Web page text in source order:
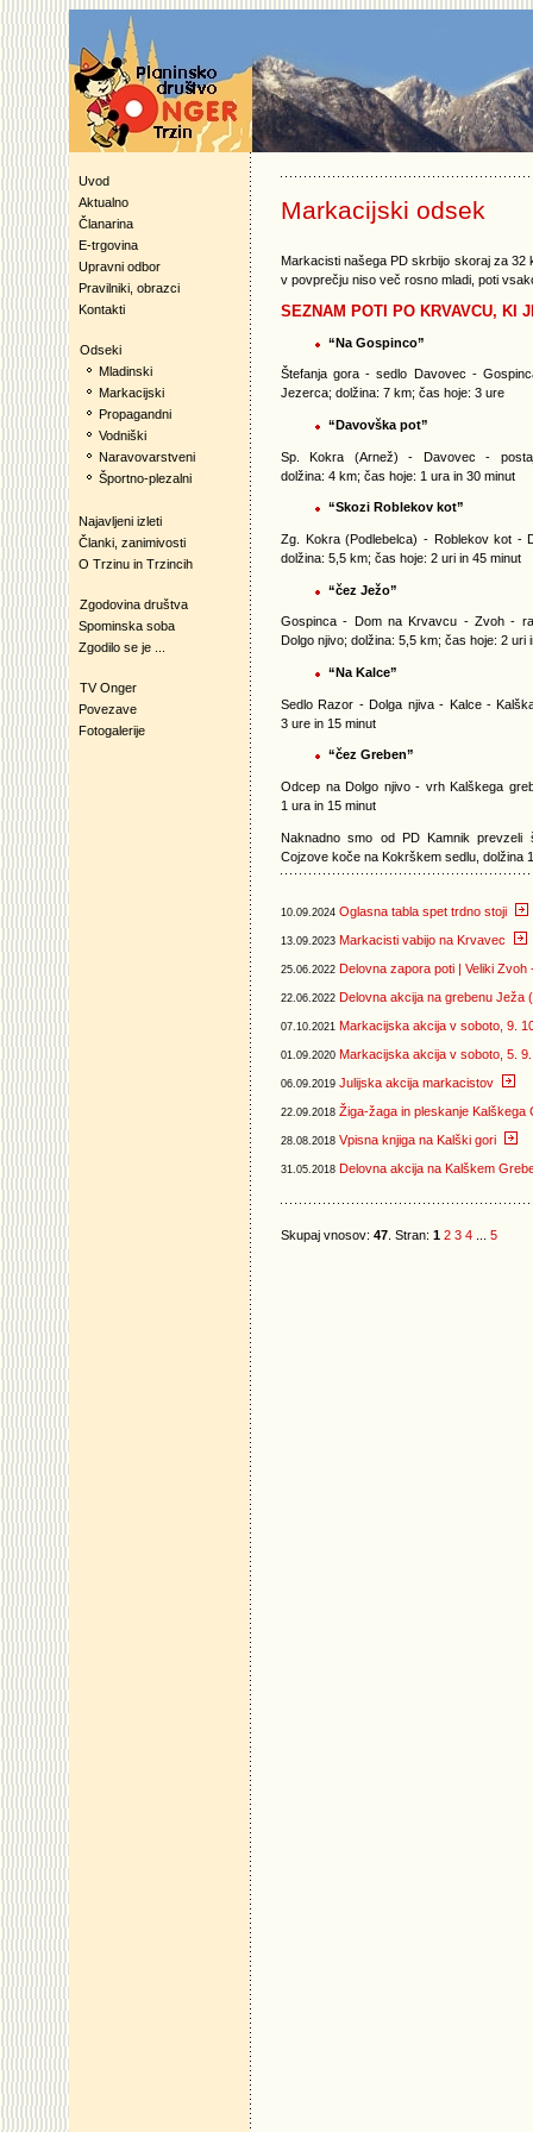
Uvod
Aktualno
Članarina
E-trgovina
Upravni odbor
Pravilniki, obrazci
Kontakti
Odseki
Mladinski
Markacijski
Propagandni
Vodniški
Naravovarstveni
Športno-plezalni
Najavljeni izleti
Članki, zanimivosti
O Trzinu in Trzincih
Zgodovina društva
Spominska soba
Zgodilo se je ...
TV Onger
Povezave
Fotogalerije
Markacijski odsek
Markacisti našega PD skrbijo skoraj za 32
v povprečju niso več rosno mladi, poti
SEZNAM POTI PO KRVAVCU, KI
“Na Gospinco”
Štefanja gora - sedlo Davovec -
Jezerca; dolžina: 7 km; čas hoje: 3 ure
“Davovška pot”
Sp. Kokra (Arnež) - Davovec -
dolžina: 4 km; čas hoje: 1 ura in 30 minut
“Skozi Roblekov kot”
Zg. Kokra (Podlebelca) - Roblekov kot -
dolžina: 5,5 km; čas hoje: 2 uri in 45 minut
“čez Ježo”
Gospinca - Dom na Krvavcu - Zvoh -
Dolgo njivo; dolžina: 5,5 km; čas hoje: 2 uri
“Na Kalce”
Sedlo Razor - Dolga njiva - Kalce -
3 ure in 15 minut
“čez Greben”
Odcep na Dolgo njivo - vrh Kalškega
1 ura in 15 minut
Naknadno smo od PD Kamnik
Cojzove koče na Kokrškem sedlu, dolžina
10.09.2024 Oglasna tabla spet trdno stoji
13.09.2023 Markacisti vabijo na Krvavec
25.06.2022 Delovna zapora poti | Veliki Zvoh
22.06.2022 Delovna akcija na grebenu Ježa
07.10.2021 Markacijska akcija v soboto, 9.
01.09.2020 Markacijska akcija v soboto, 5.
06.09.2019 Julijska akcija markacistov
22.09.2018 Žiga-žaga in pleskanje Kalškega
28.08.2018 Vpisna knjiga na Kalški gori
31.05.2018 Delovna akcija na Kalškem
Skupaj vnosov: 47 . Stran: 1 2 3 4 5